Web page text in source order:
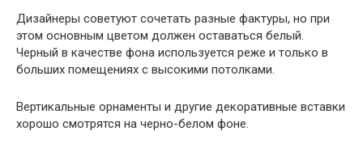
Дизайнеры советуют сочетать разные фактуры, но при
этом основным цветом должен оставаться белый.
Черный в качестве фона используется реже и только в
больших помещениях с высокими потолками.
Вертикальные орнаменты и другие декоративные вставки
хорошо смотрятся на черно-белом фоне.